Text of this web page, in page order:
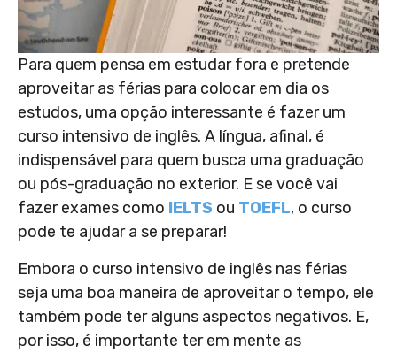
Para quem pensa em estudar fora e pretende
aproveitar as férias para colocar em dia os
estudos, uma opção interessante é fazer um
curso intensivo de inglês. A língua, afinal, é
indispensável para quem busca uma graduação
ou pós-graduação no exterior. E se você vai
fazer exames como IELTS ou TOEFL, o curso
pode te ajudar a se preparar!
Embora o curso intensivo de inglês nas férias
seja uma boa maneira de aproveitar o tempo, ele
também pode ter alguns aspectos negativos. E,
por isso, é importante ter em mente as